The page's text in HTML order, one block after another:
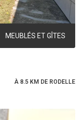
MEUBLÉS ET GÎTES
À 8.5 KM DE RODELLE